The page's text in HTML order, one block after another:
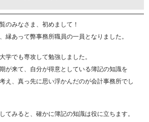
のみなさま、初めまして！
縁あって弊事務所職員の一員となりました。
学でも専攻して勉強しました。
が来て、自分が得意としている簿記の知識を
え、真っ先に思い浮かんだのが会計事務所でし
てみると、確かに簿記の知識は役に立ちます。